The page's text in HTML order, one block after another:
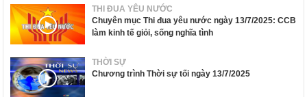
THI ĐUA YÊU NƯỚC
Chuyên mục Thi đua yêu nước ngày 13/7/2025: CCB
làm kinh tế giỏi, sống nghĩa tình
THỜI SỰ
Chương trình Thời sự tối ngày 13/7/2025